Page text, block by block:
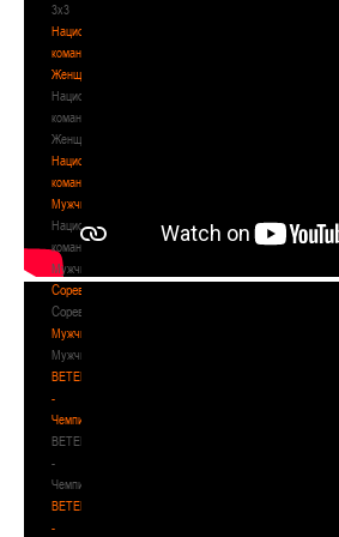
3х3
Национальная
команда.
Женщины
Национальная
команда.
Женщины
Национальная
команда.
Мужчины
Национальная
команда.
Мужчины
Соревнования
Соревнования
Мужчины
Мужчины
BETERA
-
Чемпионат
BETERA
-
Чемпионат
BETERA
-